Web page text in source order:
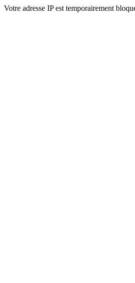
Votre adresse IP est temporairement